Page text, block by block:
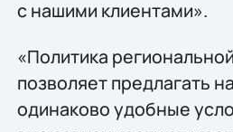
с нашими клиентами».
«Политика
позволяет предлагать
одинаково удобные